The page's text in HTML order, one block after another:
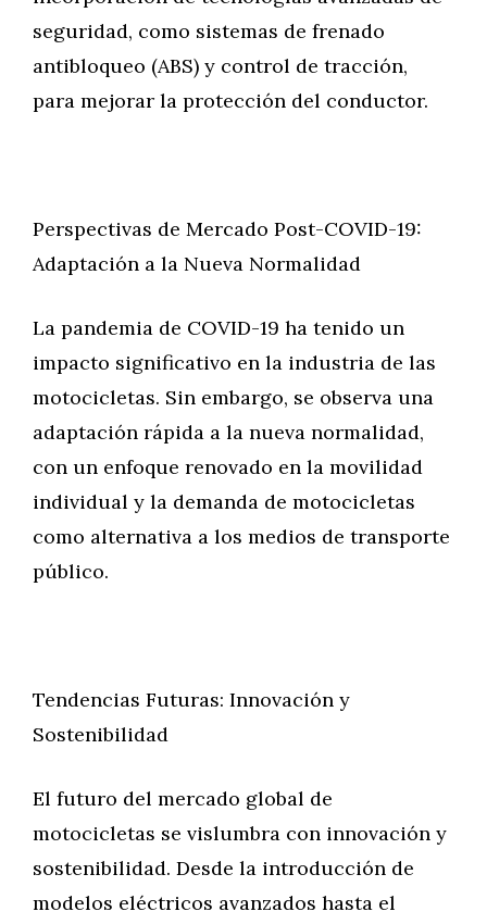
seguridad, como sistemas de frenado
antibloqueo (ABS) y control de tracción,
para mejorar la protección del conductor.
Perspectivas de Mercado Post-COVID-19:
Adaptación a la Nueva Normalidad
La pandemia de COVID-19 ha tenido un
impacto significativo en la industria de las
motocicletas. Sin embargo, se observa una
adaptación rápida a la nueva normalidad,
con un enfoque renovado en la movilidad
individual y la demanda de motocicletas
como alternativa a los medios de transporte
público.
Tendencias Futuras: Innovación y
Sostenibilidad
El futuro del mercado global de
motocicletas se vislumbra con innovación y
sostenibilidad. Desde la introducción de
modelos eléctricos avanzados hasta el